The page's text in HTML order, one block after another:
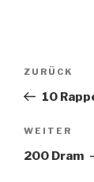
Beitrags-
Vorheriger
Beitrag
ZURÜCK
10
Nächster
Beitrag
WEITER
200 Dram